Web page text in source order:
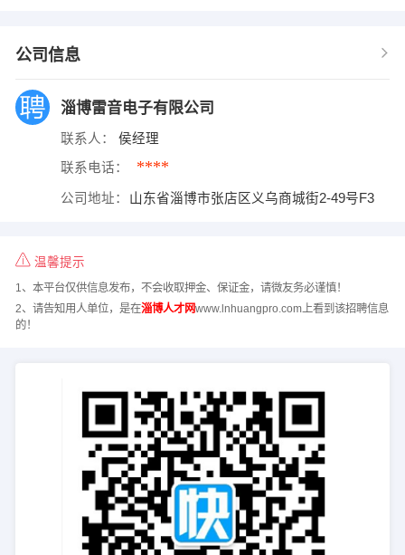
公司信息
淄博雷音电子有限公司
联系人： 侯经理
联系电话： ****
公司地址： 山东省淄博市张店区义乌商城街2-49号F3
温馨提示
1、本平台仅供信息发布，不会收取押金、保证金，请微友务必谨慎！
2、请告知用人单位，是在淄博人才网www.lnhuangpro.com上看到该招聘信息
的！